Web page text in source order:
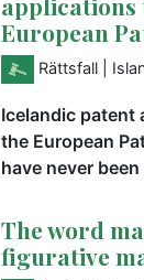
European
Rättsfall |
Icelandic patent
the European
have never been
The word
figurative